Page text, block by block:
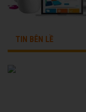
TIN BÊN LỀ